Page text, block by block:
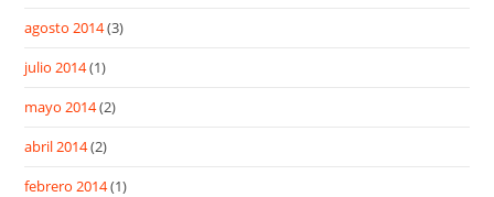
agosto 2014(3)
julio 2014(1)
mayo 2014(2)
abril 2014(2)
febrero 2014(1)